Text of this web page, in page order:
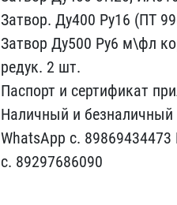
Затвор. Ду400 Ру16 (​ПТ
Зат​вор Ду500 Ру6 м\фл
редук.​ 2 шт.
Паспорт и сертифи​кат
Наличны​й и
WhatsApp с.
с. 892976860​90